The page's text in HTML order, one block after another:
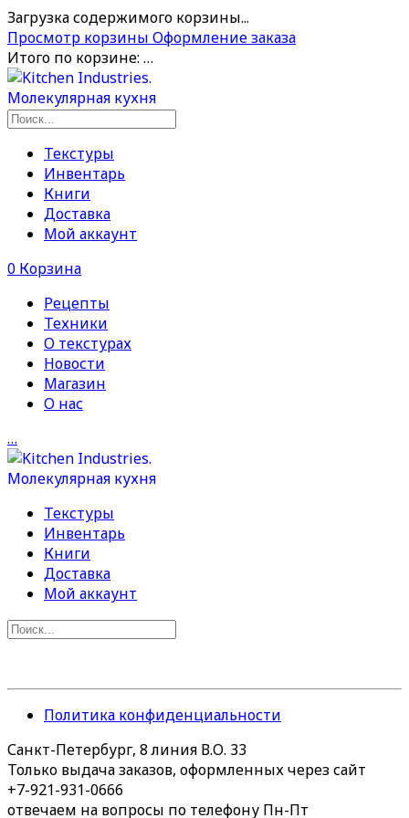
Загрузка содержимого корзины...
Просмотр корзины Оформление заказа
Итого по корзине: …
Текстуры
Инвентарь
Книги
Доставка
Мой аккаунт
0 Корзина
Рецепты
Техники
О текстурах
Новости
Магазин
О нас
…
Текстуры
Инвентарь
Книги
Доставка
Мой аккаунт
Политика конфиденциальности
Санкт-Петербург, 8 линия В.О. 33
Только выдача заказов, оформленных через сайт
+7-921-931-0666
отвечаем на вопросы по телефону Пн-Пт